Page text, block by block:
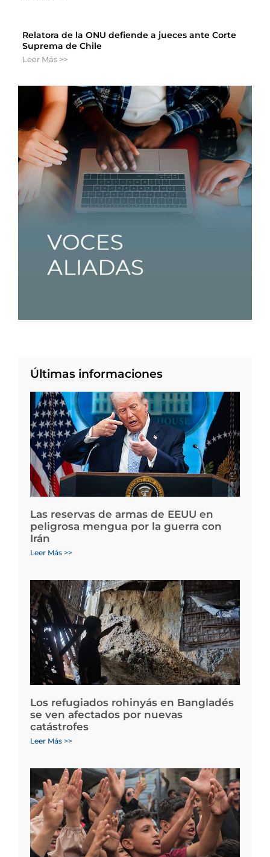
Relatora de la ONU defiende a jueces ante Corte
Suprema de Chile
Leer Más >>
Últimas informaciones
Las reservas de armas de EEUU en
peligrosa mengua por la guerra con
Irán
Leer Más >>
Los refugiados rohinyás en Bangladés
se ven afectados por nuevas
catástrofes
Leer Más >>